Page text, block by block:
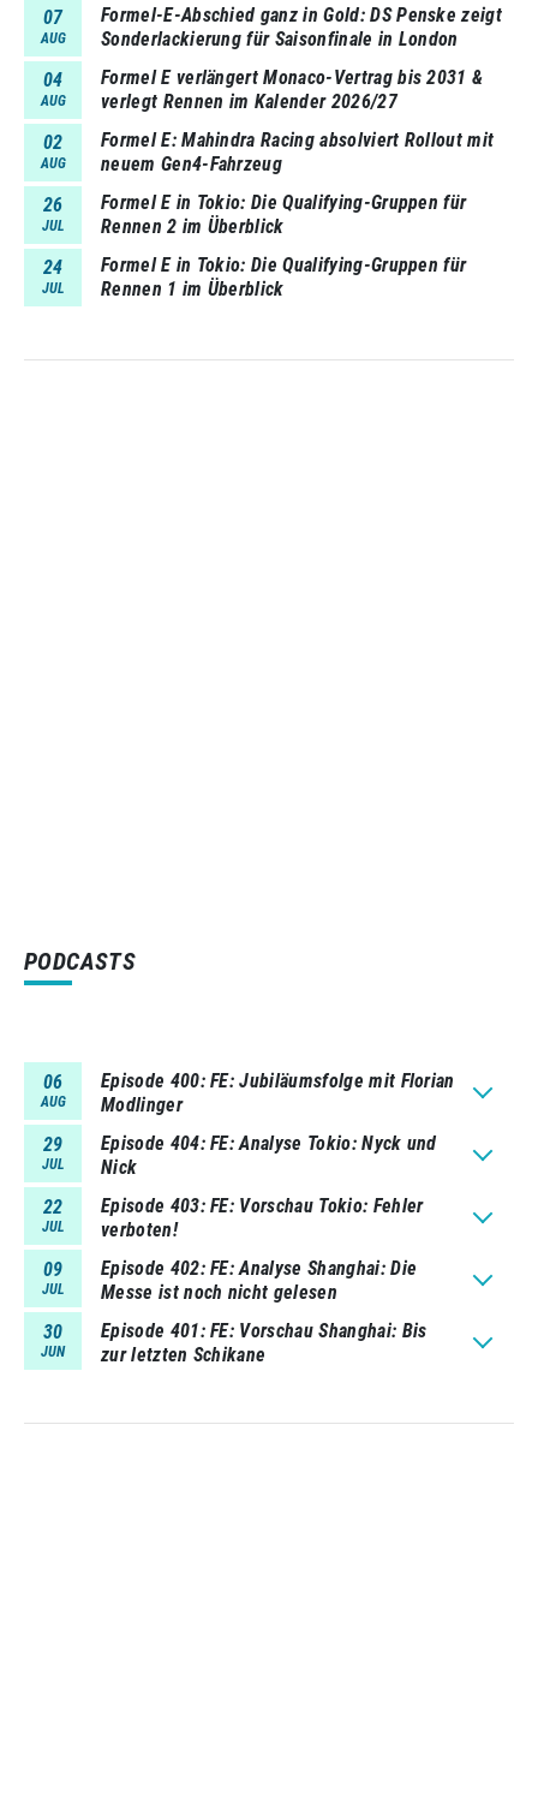
07
AUG
Formel-E-Abschied ganz in Gold: DS Penske zeigt
Sonderlackierung für Saisonfinale in London
04
AUG
Formel E verlängert Monaco-Vertrag bis 2031 &
verlegt Rennen im Kalender 2026/27
02
AUG
Formel E: Mahindra Racing absolviert Rollout mit
neuem Gen4-Fahrzeug
26
JUL
Formel E in Tokio: Die Qualifying-Gruppen für
Rennen 2 im Überblick
24
JUL
Formel E in Tokio: Die Qualifying-Gruppen für
Rennen 1 im Überblick
PODCASTS
06
AUG
Episode 400 FE: Jubiläumsfolge mit Florian
Modlinger
29
JUL
Episode 404 FE: Analyse Tokio: Nyck und
Nick
22
JUL
Episode 403 FE: Vorschau Tokio: Fehler
verboten!
09
JUL
Episode 402 FE: Analyse Shanghai: Die
Messe ist noch nicht gelesen
30
JUN
Episode 401 FE: Vorschau Shanghai: Bis
zur letzten Schikane